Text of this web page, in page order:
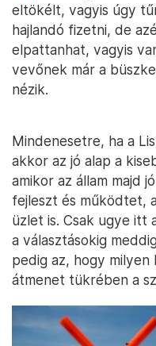
eltökélt, vagyis úgy
hajlandó fizetni, de
elpattanhat, vagyis
vevőnek már a
nézik.
Mindenesetre, ha a
akkor az jó alap a
amikor az állam majd
fejleszt és működtet,
üzlet is. Csak ugye itt
a választásokig
pedig az, hogy milyen
átmenet tükrében a